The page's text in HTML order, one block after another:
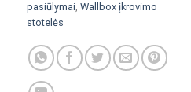
pasiūlymai, Wallbox įkrovimo
stotelės